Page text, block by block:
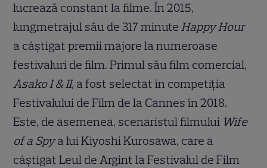
lucrează constant la filme. În 2015,
lungmetrajul său de 317 minuteHappy Hour
a câștigat premii majore la numeroase
festivaluri de film. Primul său film comercial,
Asako I & II, a fost selectat în competiția
Festivalului de Film de la Cannes în 2018.
Este, de asemenea, scenaristul filmului Wife
of a Spya lui Kiyoshi Kurosawa, care a
câștigat Leul de Argint la Festivalul de Film